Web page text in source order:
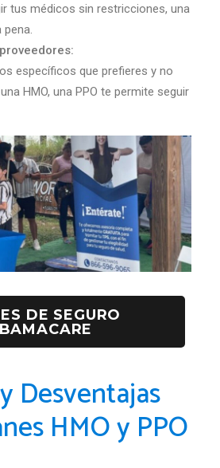
tus médicos sin restricciones, una
pena.
específicos que prefieres y no
HMO, una PPO te permite seguir
DE SEGURO
Desventajas
HMO y PPO